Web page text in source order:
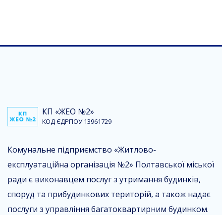
КП «ЖЕО №2»
КОД ЄДРПОУ 13961729
Комунальне підприємство «Житлово-
експлуатаційна організація №2» Полтавської міської
ради є виконавцем послуг з утримання будинків,
споруд та прибудинкових територій, а також надає
послуги з управління багатоквартирним будинком.